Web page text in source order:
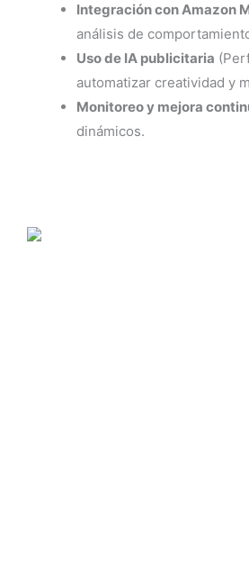
Integración con Amazon
análisis de
Uso de IA publicitaria
automatizar creatividad y
Monitoreo y mejora
dinámicos.